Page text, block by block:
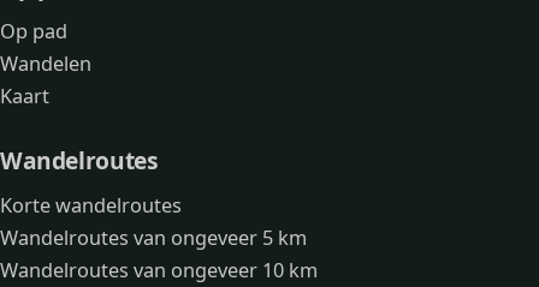
Op pad
Wandelen
Kaart
Wandelroutes
Korte wandelroutes
Wandelroutes van ongeveer 5 km
Wandelroutes van ongeveer 10 km